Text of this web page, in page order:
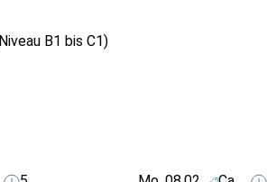
B1 bis C1)